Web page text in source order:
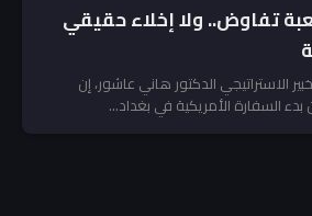
تفاوض.. ولا إخلاء حقيقي
الاستراتيجي الدكتور هاني عاشور، إن
السفارة الأمريكية في بغداد...